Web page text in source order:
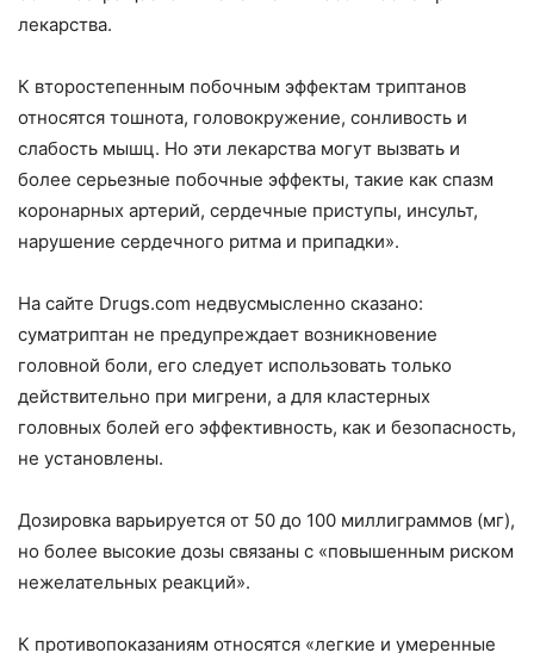
лекарства.
К второстепенным побочным эффектам триптанов
относятся тошнота, головокружение, сонливость и
слабость мышц. Но эти лекарства могут вызвать и
более серьезные побочные эффекты, такие как спазм
коронарных артерий, сердечные приступы, инсульт,
нарушение сердечного ритма и припадки».
На сайте Drugs.com недвусмысленно сказано:
суматриптан не предупреждает возникновение
головной боли, его следует использовать только
действительно при мигрени, а для кластерных
головных болей его эффективность, как и безопасность,
не установлены.
Дозировка варьируется от 50 до 100 миллиграммов (мг),
но более высокие дозы связаны с «повышенным риском
нежелательных реакций».
К противопоказаниям относятся «легкие и умеренные